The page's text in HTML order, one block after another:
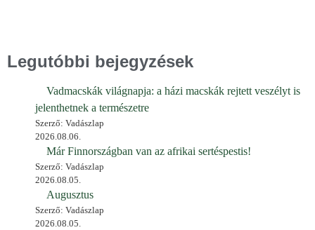
Legutóbbi bejegyzések
Vadmacskák világnapja: a házi macskák rejtett veszélyt is
jelenthetnek a természetre
Szerző: Vadászlap
2026.08.06.
Már Finnországban van az afrikai sertéspestis!
Szerző: Vadászlap
2026.08.05.
Augusztus
Szerző: Vadászlap
2026.08.05.